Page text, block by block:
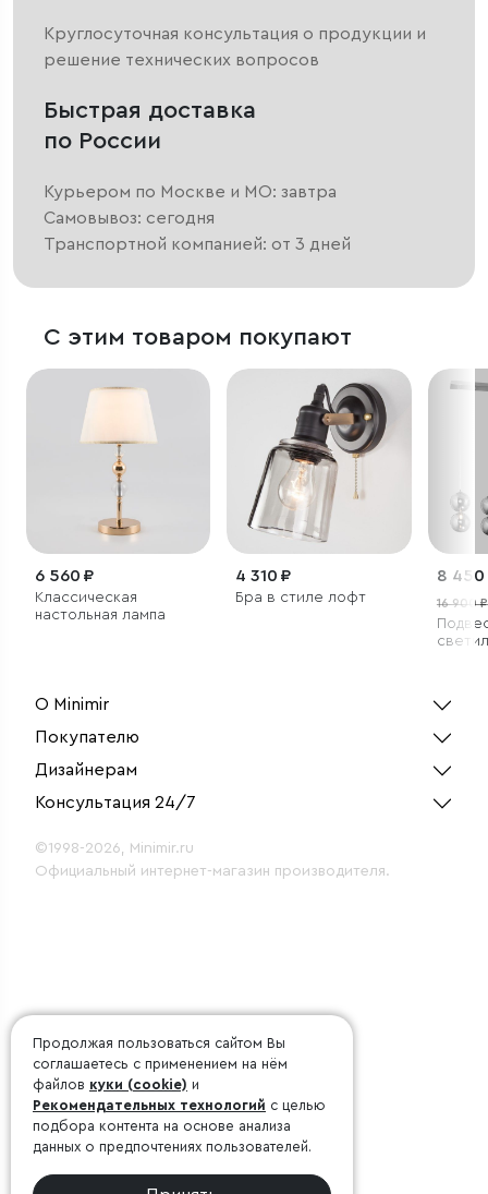
Круглосуточная консультация о продукции и
решение технических вопросов
Быстрая доставка
по России
Курьером по Москве и МО: завтра
Самовывоз: сегодня
Транспортной компанией: от 3 дней
С этим товаром покупают
6 560 ₽
Классическая
настольная лампа
4 310 ₽
Бра в стиле лофт
8 450
16 900 ₽
О Minimir
Покупателю
Дизайнерам
Консультация 24/7
©1998-2026, Minimir.ru
Официальный интернет-магазин производителя.
Продолжая пользоваться сайтом Вы
соглашаетесь с применением на нём
файлов куки (cookie) и
Рекомендательных технологий с целью
подбора контента на основе анализа
данных о предпочтениях пользователей.